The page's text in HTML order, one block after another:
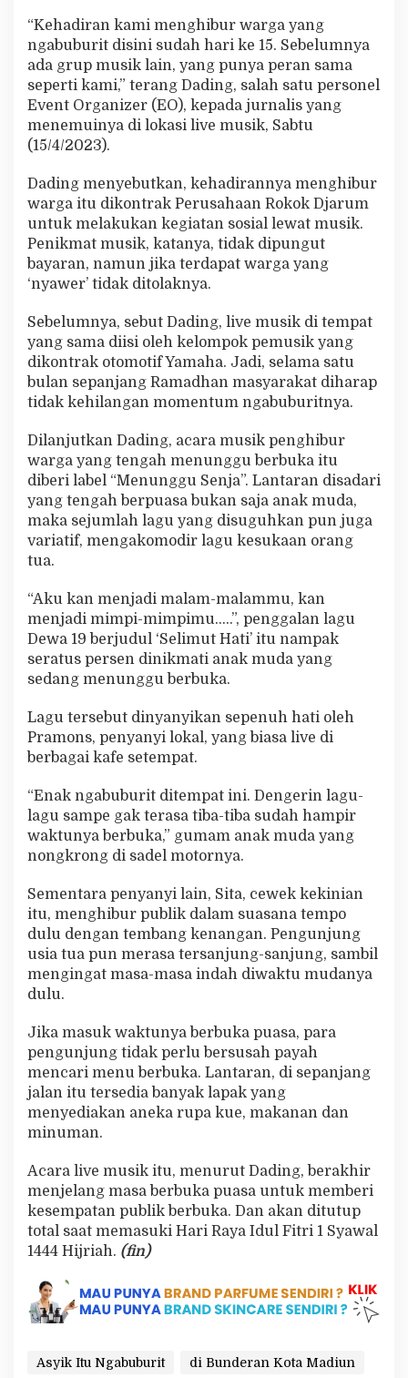
a
e
s
“Kehadiran kami menghibur warga yang
ngabuburit disini sudah hari ke 15. Sebelumnya
ada grup musik lain, yang punya peran sama
seperti kami,” terang Dading, salah satu personel
Event Organizer (EO), kepada jurnalis yang
menemuinya di lokasi live musik, Sabtu
(15/4/2023).
Dading menyebutkan, kehadirannya menghibur
warga itu dikontrak Perusahaan Rokok Djarum
untuk melakukan kegiatan sosial lewat musik.
Penikmat musik, katanya, tidak dipungut
bayaran, namun jika terdapat warga yang
‘nyawer’ tidak ditolaknya.
Sebelumnya, sebut Dading, live musik di tempat
yang sama diisi oleh kelompok pemusik yang
dikontrak otomotif Yamaha. Jadi, selama satu
bulan sepanjang Ramadhan masyarakat diharap
tidak kehilangan momentum ngabuburitnya.
Dilanjutkan Dading, acara musik penghibur
warga yang tengah menunggu berbuka itu
diberi label “Menunggu Senja”. Lantaran disadari
yang tengah berpuasa bukan saja anak muda,
maka sejumlah lagu yang disuguhkan pun juga
variatif, mengakomodir lagu kesukaan orang
tua.
“Aku kan menjadi malam-malammu, kan
menjadi mimpi-mimpimu…..”, penggalan lagu
Dewa 19 berjudul ‘Selimut Hati’ itu nampak
seratus persen dinikmati anak muda yang
sedang menunggu berbuka.
Lagu tersebut dinyanyikan sepenuh hati oleh
Pramons, penyanyi lokal, yang biasa live di
berbagai kafe setempat.
“Enak ngabuburit ditempat ini. Dengerin lagu-
lagu sampe gak terasa tiba-tiba sudah hampir
waktunya berbuka,” gumam anak muda yang
nongkrong di sadel motornya.
Sementara penyanyi lain, Sita, cewek kekinian
itu, menghibur publik dalam suasana tempo
dulu dengan tembang kenangan. Pengunjung
usia tua pun merasa tersanjung-sanjung, sambil
mengingat masa-masa indah diwaktu mudanya
dulu.
Jika masuk waktunya berbuka puasa, para
pengunjung tidak perlu bersusah payah
mencari menu berbuka. Lantaran, di sepanjang
jalan itu tersedia banyak lapak yang
menyediakan aneka rupa kue, makanan dan
minuman.
Acara live musik itu, menurut Dading, berakhir
menjelang masa berbuka puasa untuk memberi
kesempatan publik berbuka. Dan akan ditutup
total saat memasuki Hari Raya Idul Fitri 1 Syawal
1444 Hijriah. (fin)
Asyik Itu Ngabuburit di Bunderan Kota Madiun